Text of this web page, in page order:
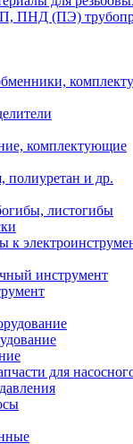
ПНД (ПЭ)
комплектующие
полиуретан и др.
листогибы
к
инструмент
для